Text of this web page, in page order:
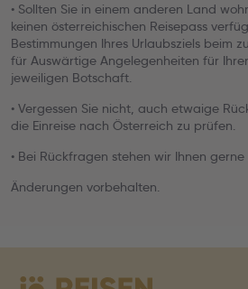
• Sollten Sie in einem anderen Land
keinen österreichischen Reisepass
Bestimmungen Ihres Urlaubsziels beim
für Auswärtige Angelegenheiten für
jeweiligen Botschaft.
• Vergessen Sie nicht, auch etwaige
die Einreise nach Österreich zu prüfen.
• Bei Rückfragen stehen wir Ihnen
Änderungen vorbehalten.